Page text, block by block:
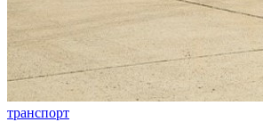
транспорт